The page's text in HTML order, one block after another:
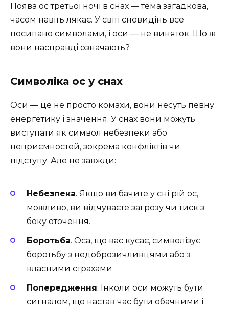
Поява ос третьої ночі в снах — тема загадкова,
часом навіть лякає. У світі сновидінь все
посипано символами, і оси — не виняток. Що ж
вони насправді означають?
Символіка ос у снах
Оси — це не просто комахи, вони несуть певну
енергетику і значення. У снах вони можуть
виступати як символ небезпеки або
неприємностей, зокрема конфліктів чи
підступу. Але не завжди:
Небезпека. Якщо ви бачите у сні рій ос,
можливо, ви відчуваєте загрозу чи тиск з
боку оточення.
Боротьба. Оса, що вас кусає, символізує
боротьбу з недоброзичливцями або з
власними страхами.
Попередження. Інколи оси можуть бути
сигналом, що настав час бути обачними і